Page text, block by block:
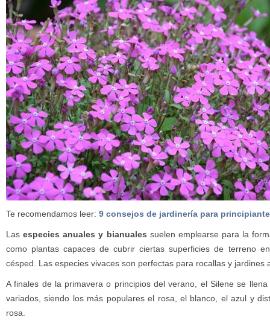
Te recomendamos leer: 9 consejos de jardinería para
Lasespecies anuales y bianuales suelen emplearse para la
como plantas capaces de cubrir ciertas superficies de terreno
césped. Las especies vivaces son perfectas para rocallas y jardines
A finales de la primavera o principios del verano, el Silene se
variados, siendo los más populares el rosa, el blanco, el azul y
rosa.